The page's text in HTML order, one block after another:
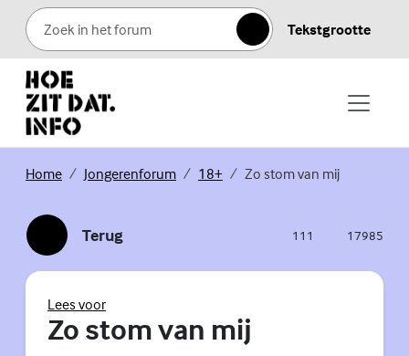
Skip to content
Zoeken
Tekstgrootte
Home(Externe link)
Jongerenforum(Externe link)
18+(Externe link)
Zo stom van mij
Terug
(Externe link) 111
reacties
17985
weergaves
Lees voor(Externe link)
Zo stom van mij